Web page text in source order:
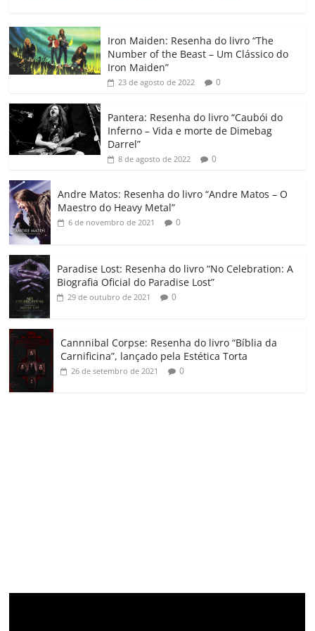
c
e
b
o
o
k
itt
er
at
s
A
p
e
dI
gl
e
Cl
a
ss
ro
o
p
y
Li
k
m
p
h
ar
Iron Maiden: Resenha do livro “The
Number of the Beast – Um Clássico do
Iron Maiden”
23 de agosto de 2022 0
Pantera: Resenha do livro “Caubói do
Inferno – Vida e morte de Dimebag
Darrel”
8 de agosto de 2022 0
Andre Matos: Resenha do livro “Andre Matos – O
Maestro do Heavy Metal”
6 de novembro de 2021 0
Paradise Lost: Resenha do livro “No Celebration: A
Biografia Oficial do Paradise Lost”
29 de outubro de 2021 0
Cannnibal Corpse: Resenha do livro “Bíblia da
Carnificina”, lançado pela Estética Torta
26 de setembro de 2021 0